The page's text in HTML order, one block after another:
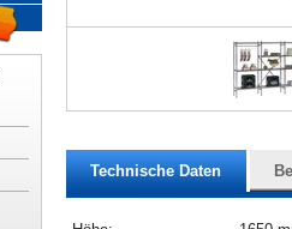
Technische Daten